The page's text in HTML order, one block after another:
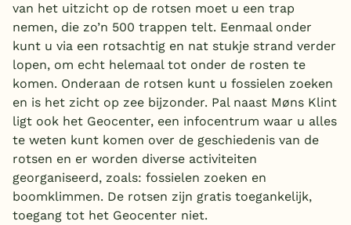
van het uitzicht op de rotsen moet u een trap
nemen, die zo’n 500 trappen telt. Eenmaal onder
kunt u via een rotsachtig en nat stukje strand verder
lopen, om echt helemaal tot onder de rosten te
komen. Onderaan de rotsen kunt u fossielen zoeken
en is het zicht op zee bijzonder. Pal naast Møns Klint
ligt ook het Geocenter, een infocentrum waar u alles
te weten kunt komen over de geschiedenis van de
rotsen en er worden diverse activiteiten
georganiseerd, zoals: fossielen zoeken en
boomklimmen. De rotsen zijn gratis toegankelijk,
toegang tot het Geocenter niet.